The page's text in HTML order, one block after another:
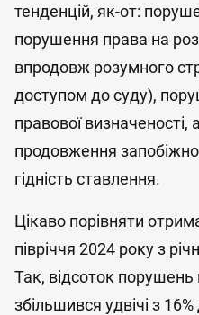
тенденцій, як-от:
порушення права на
впродовж розумного
доступом до суду),
правової визначеності,
продовження
гідність ставлення.
Цікаво порівняти
півріччя 2024 року з
Так, відсоток порушень
збільшився удвічі з